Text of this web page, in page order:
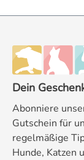
Dein
Abonniere
Gutschein für
regelmäßige
Hunde, Katzen